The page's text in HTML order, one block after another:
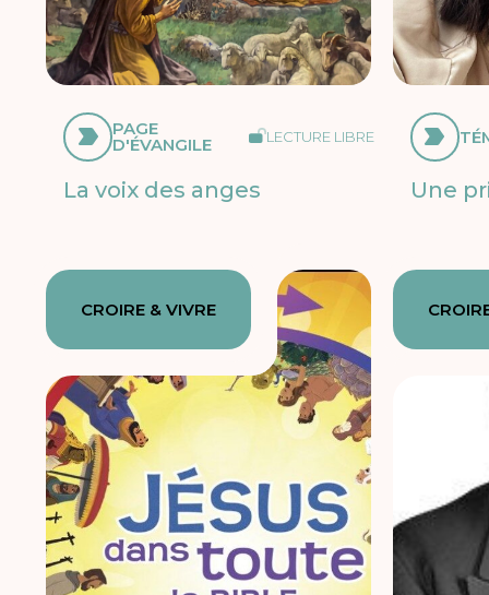
PAGE
D'ÉVANGILE LECTURE LIBRE
La voix des anges Une
CROIRE & VIVRE